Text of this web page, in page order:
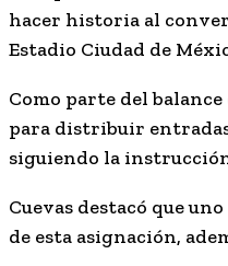
hacer historia al
Estadio Ciudad de
Como parte del
para distribuir
siguiendo la
Cuevas destacó que
de esta asignación,